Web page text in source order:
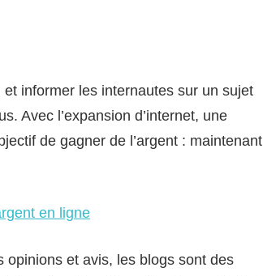
informer les internautes sur un sujet
Avec l’expansion d’internet, une
de gagner de l’argent : maintenant
en ligne
opinions et avis, les blogs sont des